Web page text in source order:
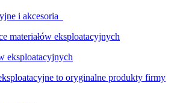
i akcesoria
materiałów eksploatacyjnych
eksploatacyjnych
to oryginalne produkty firmy